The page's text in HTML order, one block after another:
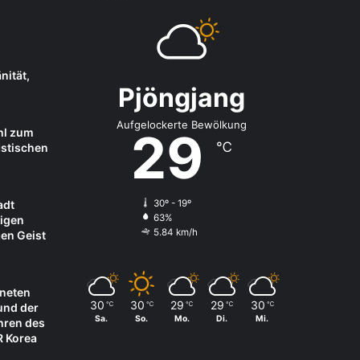
zum
Geist
der
des
Korea
Pjöngjang
Aufgelockerte Bewölkung
29 ℃
30º - 19º
63%
5.84 km/h
30 ℃
Sa.
30 ℃
So.
29 ℃
Mo.
29 ℃
Di.
30 ℃
Mi.